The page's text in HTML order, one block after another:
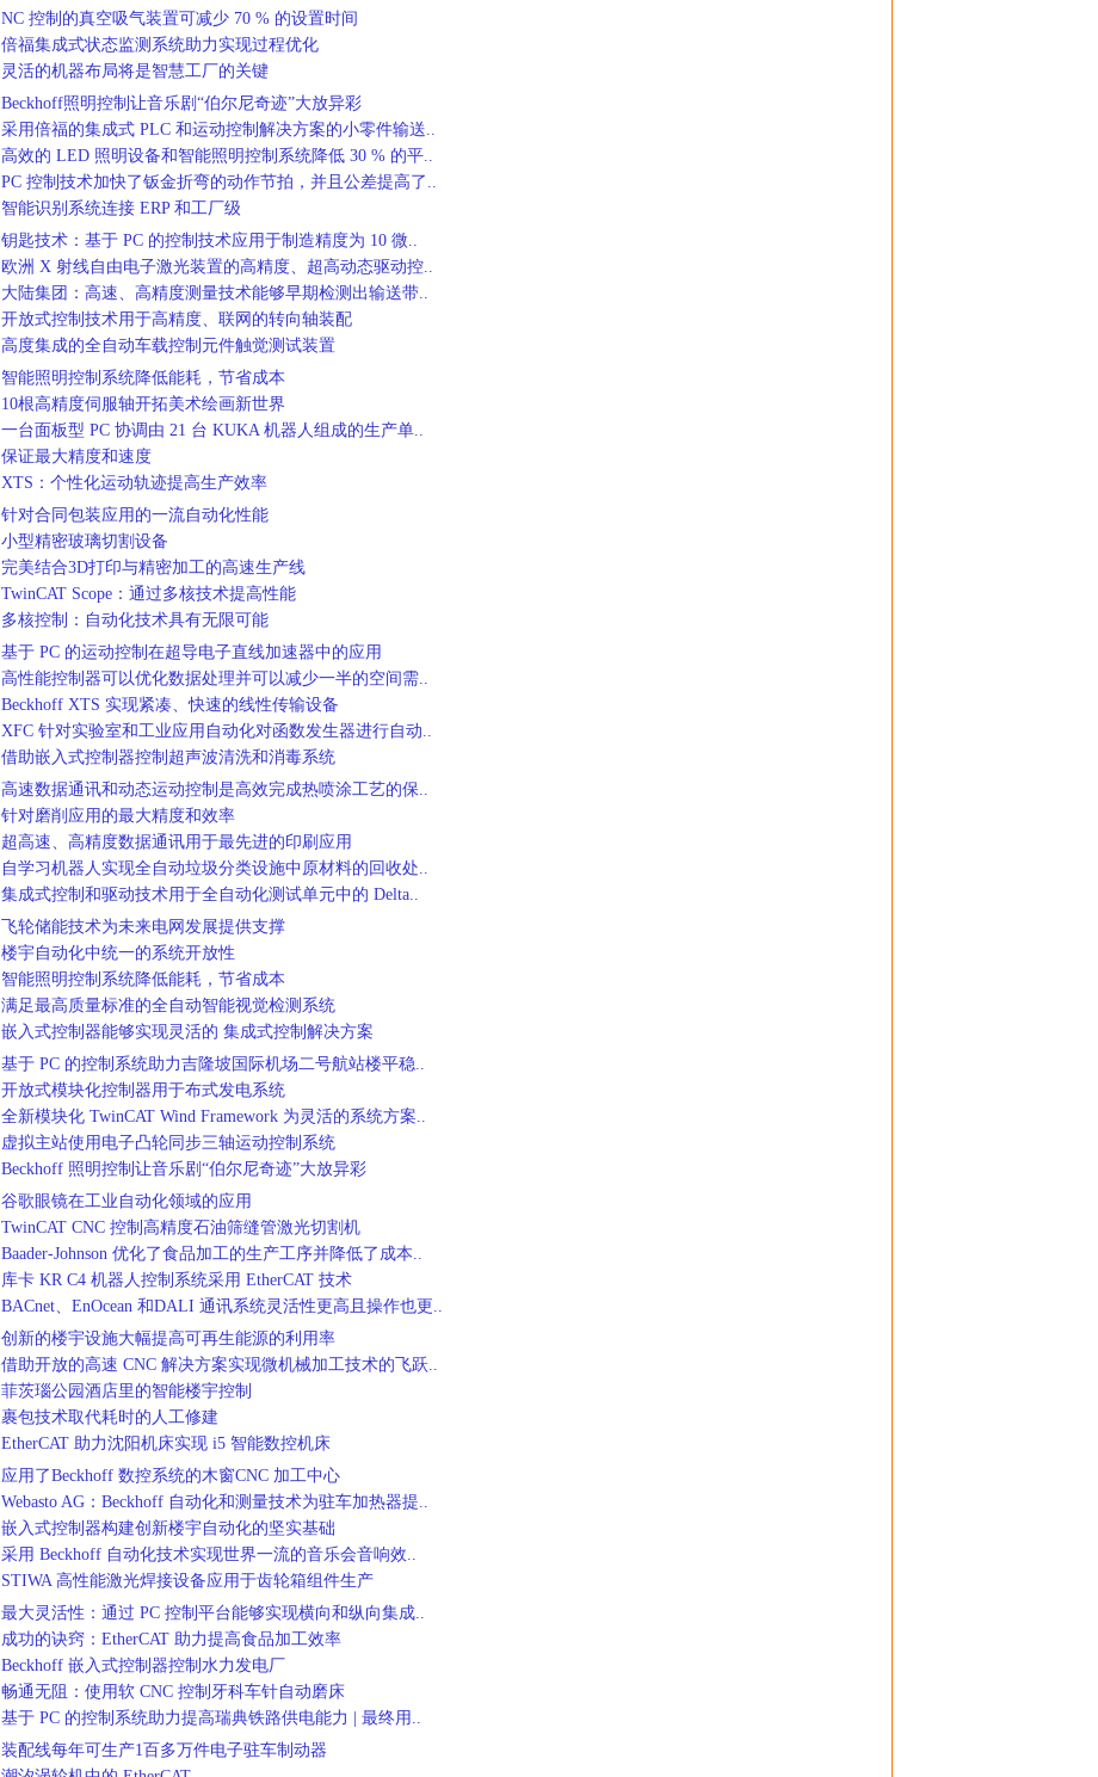
NC 控制的真空吸气装置可减少 70 % 的设置时间
倍福集成式状态监测系统助力实现过程优化
灵活的机器布局将是智慧工厂的关键
Beckhoff照明控制让音乐剧“伯尔尼奇迹”大放异彩
采用倍福的集成式 PLC 和运动控制解决方案的小零件输送..
高效的 LED 照明设备和智能照明控制系统降低 30 % 的平..
PC 控制技术加快了钣金折弯的动作节拍，并且公差提高了..
智能识别系统连接 ERP 和工厂级
钥匙技术：基于 PC 的控制技术应用于制造精度为 10 微..
欧洲 X 射线自由电子激光装置的高精度、超高动态驱动控..
大陆集团：高速、高精度测量技术能够早期检测出输送带..
开放式控制技术用于高精度、联网的转向轴装配
高度集成的全自动车载控制元件触觉测试装置
智能照明控制系统降低能耗，节省成本
10根高精度伺服轴开拓美术绘画新世界
一台面板型 PC 协调由 21 台 KUKA 机器人组成的生产单..
保证最大精度和速度
XTS：个性化运动轨迹提高生产效率
针对合同包装应用的一流自动化性能
小型精密玻璃切割设备
完美结合3D打印与精密加工的高速生产线
TwinCAT Scope：通过多核技术提高性能
多核控制：自动化技术具有无限可能
基于 PC 的运动控制在超导电子直线加速器中的应用
高性能控制器可以优化数据处理并可以减少一半的空间需..
Beckhoff XTS 实现紧凑、快速的线性传输设备
XFC 针对实验室和工业应用自动化对函数发生器进行自动..
借助嵌入式控制器控制超声波清洗和消毒系统
高速数据通讯和动态运动控制是高效完成热喷涂工艺的保..
针对磨削应用的最大精度和效率
超高速、高精度数据通讯用于最先进的印刷应用
自学习机器人实现全自动垃圾分类设施中原材料的回收处..
集成式控制和驱动技术用于全自动化测试单元中的 Delta..
飞轮储能技术为未来电网发展提供支撑
楼宇自动化中统一的系统开放性
智能照明控制系统降低能耗，节省成本
满足最高质量标准的全自动智能视觉检测系统
嵌入式控制器能够实现灵活的 集成式控制解决方案
基于 PC 的控制系统助力吉隆坡国际机场二号航站楼平稳..
开放式模块化控制器用于布式发电系统
全新模块化 TwinCAT Wind Framework 为灵活的系统方案..
虚拟主站使用电子凸轮同步三轴运动控制系统
Beckhoff 照明控制让音乐剧“伯尔尼奇迹”大放异彩
谷歌眼镜在工业自动化领域的应用
TwinCAT CNC 控制高精度石油筛缝管激光切割机
Baader-Johnson 优化了食品加工的生产工序并降低了成本..
库卡 KR C4 机器人控制系统采用 EtherCAT 技术
BACnet、EnOcean 和DALI 通讯系统灵活性更高且操作也更..
创新的楼宇设施大幅提高可再生能源的利用率
借助开放的高速 CNC 解决方案实现微机械加工技术的飞跃..
菲茨瑙公园酒店里的智能楼宇控制
裹包技术取代耗时的人工修建
EtherCAT 助力沈阳机床实现 i5 智能数控机床
应用了Beckhoff 数控系统的木窗CNC 加工中心
Webasto AG：Beckhoff 自动化和测量技术为驻车加热器提..
嵌入式控制器构建创新楼宇自动化的坚实基础
采用 Beckhoff 自动化技术实现世界一流的音乐会音响效..
STIWA 高性能激光焊接设备应用于齿轮箱组件生产
最大灵活性：通过 PC 控制平台能够实现横向和纵向集成..
成功的诀窍：EtherCAT 助力提高食品加工效率
Beckhoff 嵌入式控制器控制水力发电厂
畅通无阻：使用软 CNC 控制牙科车针自动磨床
基于 PC 的控制系统助力提高瑞典铁路供电能力 | 最终用..
装配线每年可生产1百多万件电子驻车制动器